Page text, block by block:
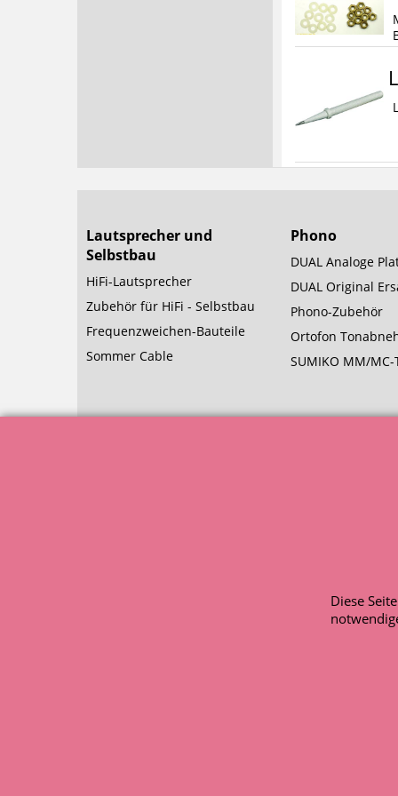
Lautsprecher und
Selbstbau
HiFi-Lautsprecher
Zubehör für HiFi - Selbstbau
Frequenzweichen-Bauteile
Sommer Cable
Phono
DUAL Analoge
DUAL Original
Phono-Zubehör
Ortofon
SUMIKO MM/
Diese